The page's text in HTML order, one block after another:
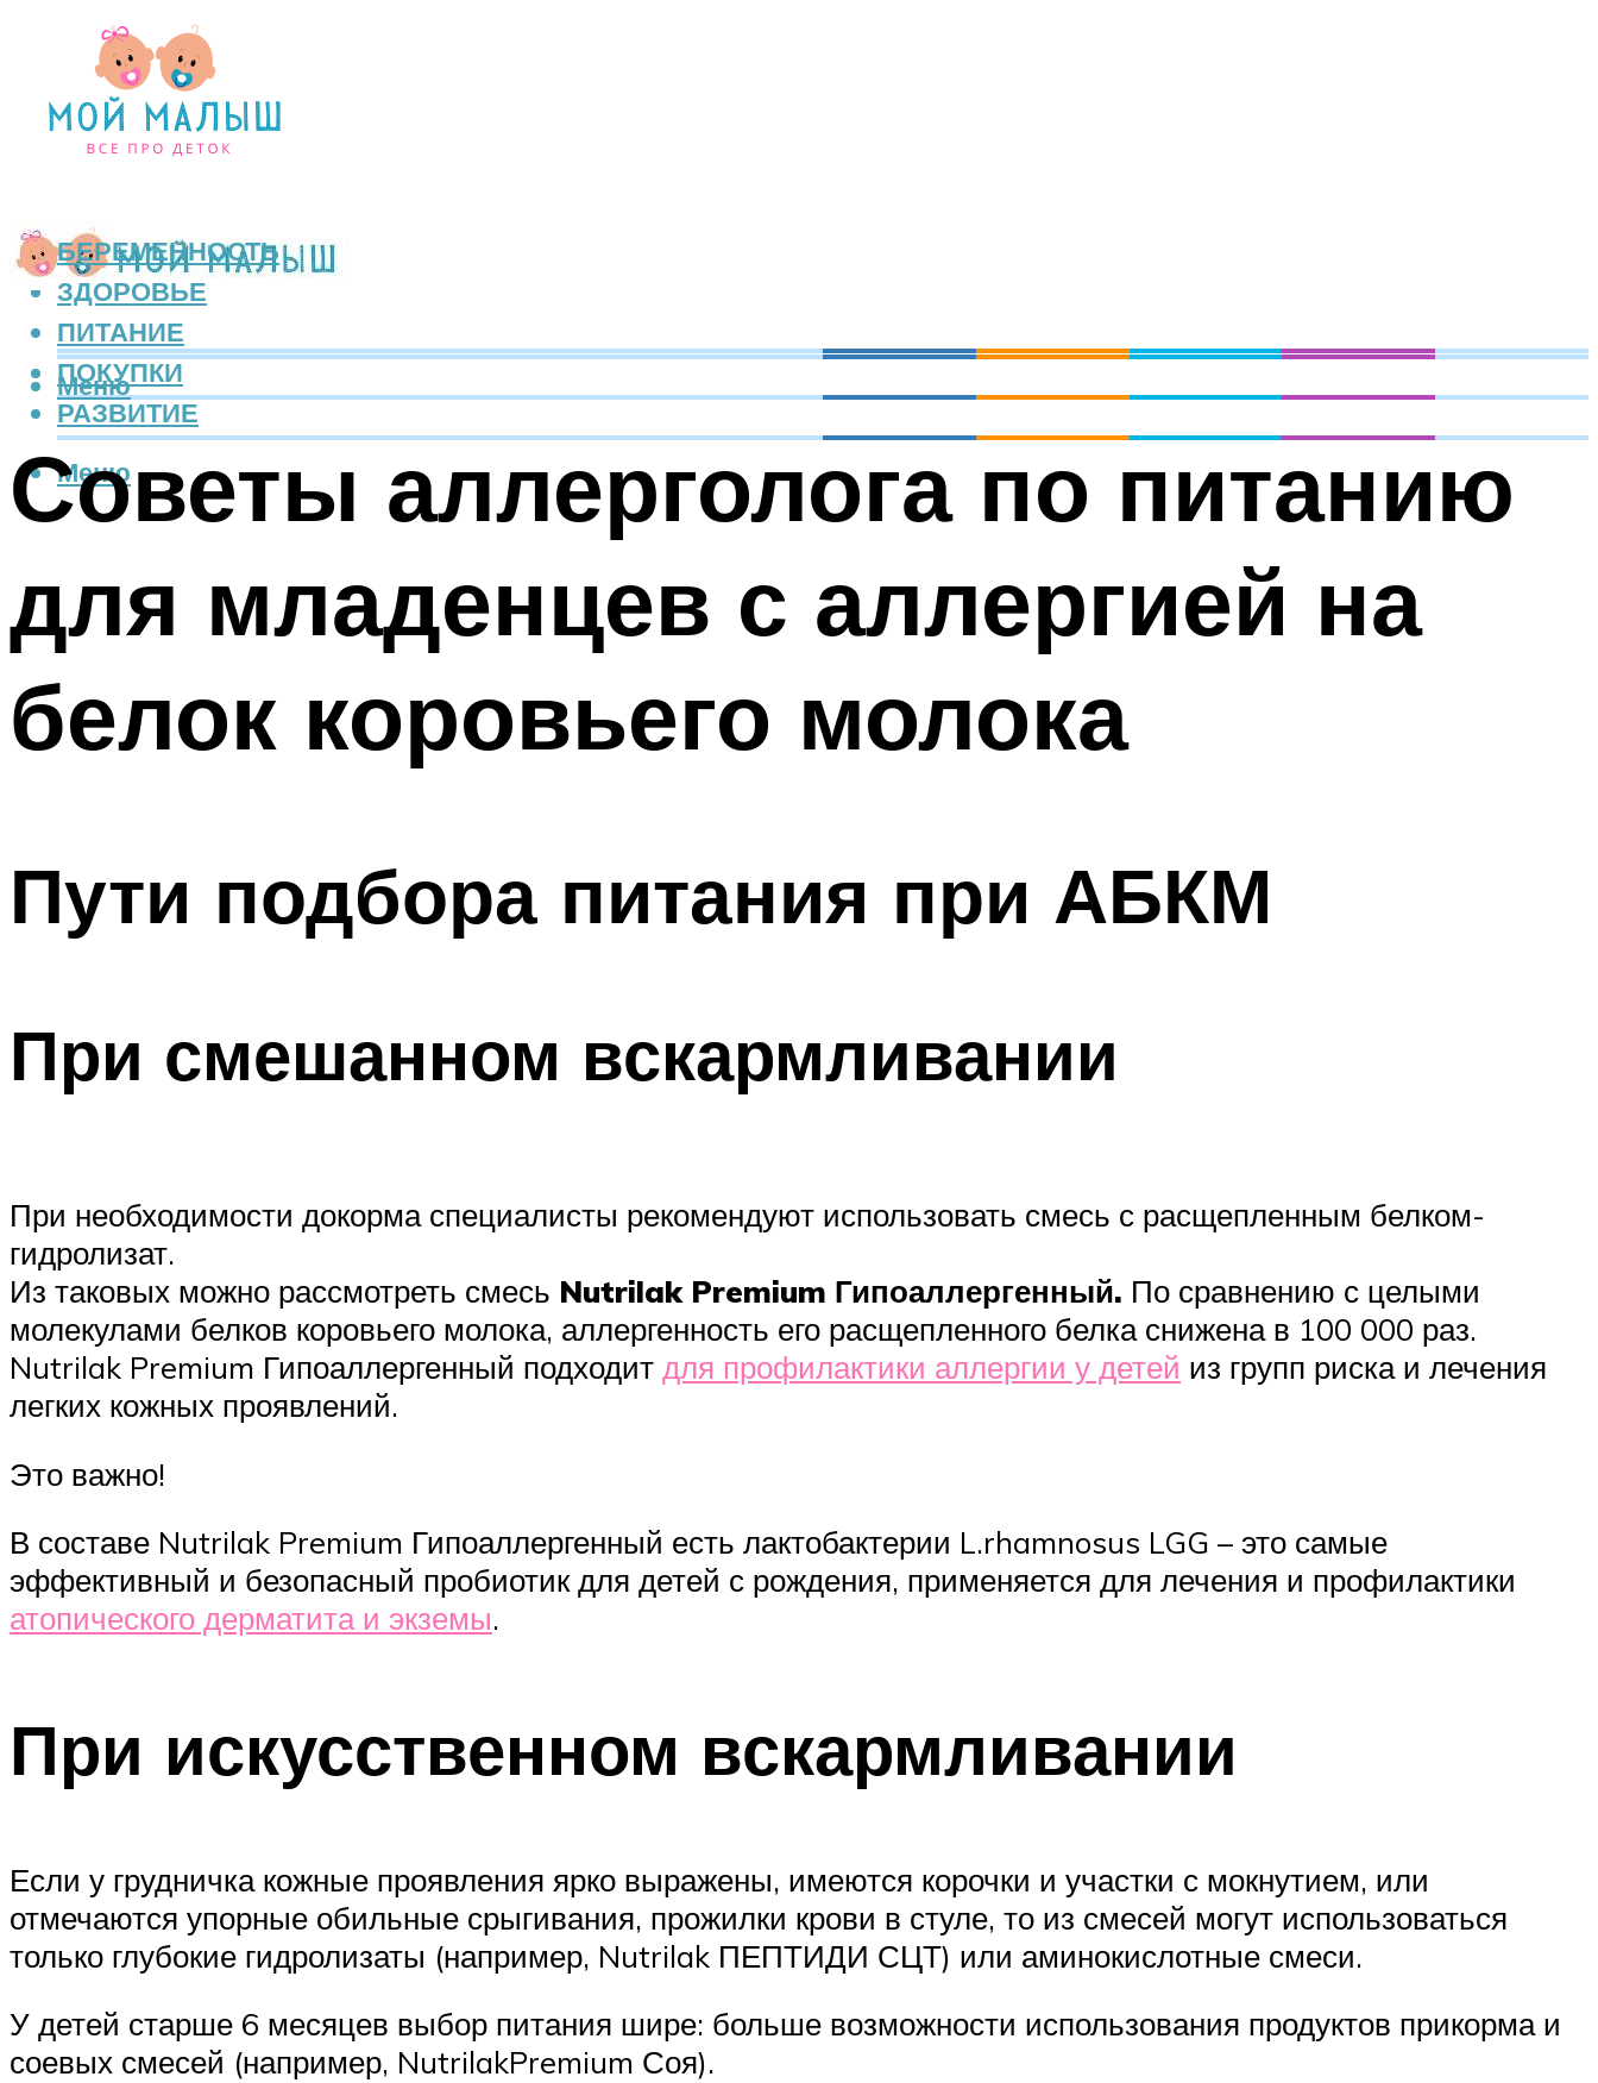
БЕРЕМЕННОСТЬ
ЗДОРОВЬЕ
ПИТАНИЕ
ПОКУПКИ
РАЗВИТИЕ
Меню
Меню
Советы аллерголога по питанию
для младенцев с аллергией на
белок коровьего молока
Пути подбора питания при АБКМ
При смешанном вскармливании
При необходимости докорма специалисты рекомендуют использовать смесь с расщепленным белком-
гидролизат.
Из таковых можно рассмотреть смесь Nutrilak Premium Гипоаллергенный. По сравнению с целыми
молекулами белков коровьего молока, аллергенность его расщепленного белка снижена в 100 000 раз.
Nutrilak Premium Гипоаллергенный подходит для профилактики аллергии у детей из групп риска и лечения
легких кожных проявлений.
Это важно!
В составе Nutrilak Premium Гипоаллергенный есть лактобактерии L.rhamnosus LGG – это самые
эффективный и безопасный пробиотик для детей с рождения, применяется для лечения и профилактики
атопического дерматита и экземы.
При искусственном вскармливании
Если у грудничка кожные проявления ярко выражены, имеются корочки и участки с мокнутием, или
отмечаются упорные обильные срыгивания, прожилки крови в стуле, то из смесей могут использоваться
только глубокие гидролизаты (например, Nutrilak ПЕПТИДИ СЦТ) или аминокислотные смеси.
У детей старше 6 месяцев выбор питания шире: больше возможности использования продуктов прикорма и
соевых смесей (например, NutrilakPremium Соя).